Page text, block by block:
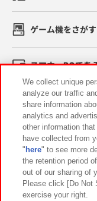
ゲーム機をさがす
スマホ・PCであ
イベント・キャン
関連会社
プライバシーポリシー
お取引先さま
We collect unique
analyze our traffic
share information
analytics and
other information
have collected from
" here" to see more
the retention period
out of our sharing of
Please click [Do Not
exercise your right.